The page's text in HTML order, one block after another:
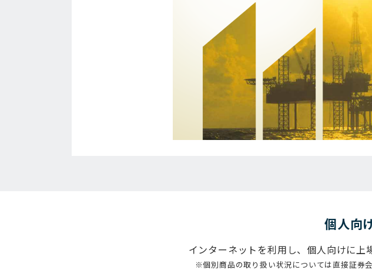
個⼈向
インターネットを利用し、個人向けに上
※個別商品の取り扱い状況については直接証券